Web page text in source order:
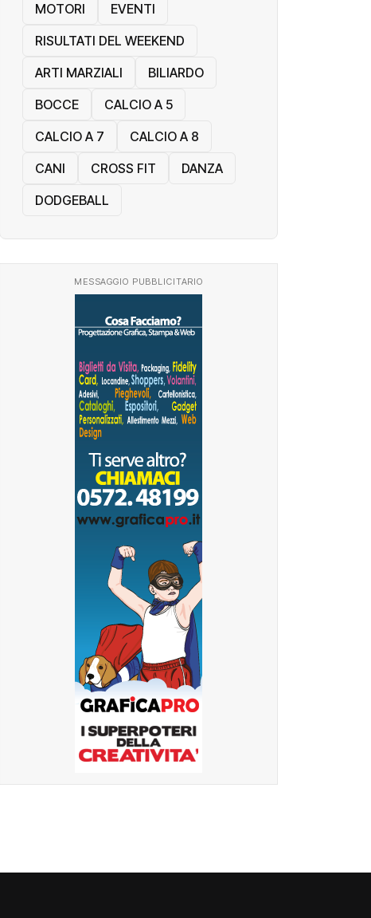
MOTORI
EVENTI
RISULTATI DEL WEEKEND
ARTI MARZIALI
BILIARDO
BOCCE
CALCIO A 5
CALCIO A 7
CALCIO A 8
CANI
CROSS FIT
DANZA
DODGEBALL
MESSAGGIO PUBBLICITARIO